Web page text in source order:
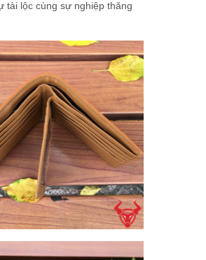
tài lộc cùng sự nghiệp thăng